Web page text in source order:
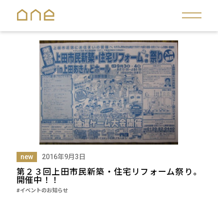
new 2016年9月3日
第２３回上田市民新築・住宅リフォーム祭り。
開催中！！
#イベントのお知らせ